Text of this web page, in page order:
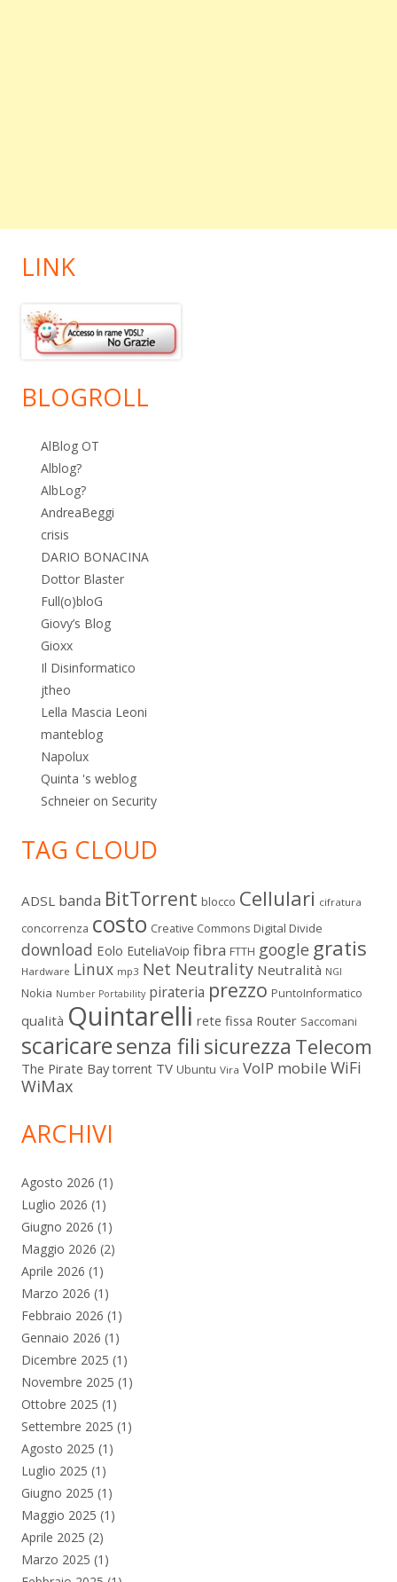
LINK
BLOGROLL
AlBlog OT
Alblog?
AlbLog?
AndreaBeggi
crisis
DARIO BONACINA
Dottor Blaster
Full(o)bloG
Giovy’s Blog
Gioxx
Il Disinformatico
jtheo
Lella Mascia Leoni
manteblog
Napolux
Quinta 's weblog
Schneier on Security
TAG CLOUD
ADSL banda BitTorrent blocco Cellulari cifratura
concorrenza costo Creative Commons Digital Divide
download Eolo EuteliaVoip fibra FTTH google gratis
Hardware Linux mp3 Net Neutrality Neutralità NGI
Nokia Number Portability pirateria prezzo PuntoInformatico
qualità Quintarelli rete fissa Router Saccomani
scaricaresenza fili sicurezza Telecom
The Pirate Bay torrent TV Ubuntu Vira VoIP mobile WiFi
WiMax
ARCHIVI
Agosto 2026 (1)
Luglio 2026 (1)
Giugno 2026 (1)
Maggio 2026 (2)
Aprile 2026 (1)
Marzo 2026 (1)
Febbraio 2026 (1)
Gennaio 2026 (1)
Dicembre 2025 (1)
Novembre 2025 (1)
Ottobre 2025 (1)
Settembre 2025 (1)
Agosto 2025 (1)
Luglio 2025 (1)
Giugno 2025 (1)
Maggio 2025 (1)
Aprile 2025 (2)
Marzo 2025 (1)